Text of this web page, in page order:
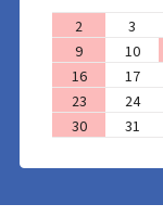
2
3
9
10
16
17
23
24
30
31